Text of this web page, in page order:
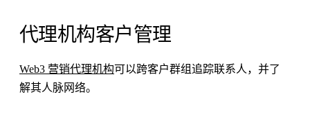
代理机构客户管理
Web3 营销代理机构可以跨客户群组追踪联系人，并了
解其人脉网络。